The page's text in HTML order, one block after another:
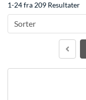
1-24 fra 209 Resultater
Sorter